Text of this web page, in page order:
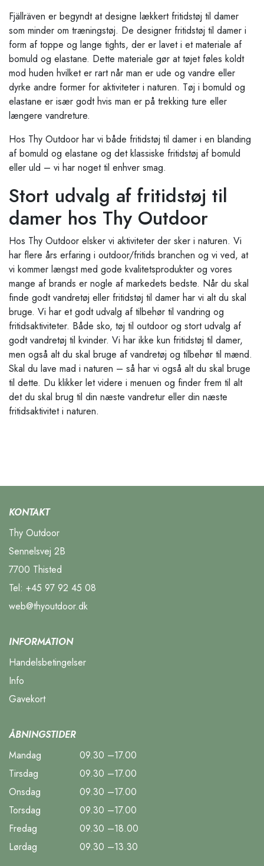
Fjällräven er begyndt at designe lækkert fritidstøj til damer
som minder om træningstøj. De designer fritidstøj til damer i
form af toppe og lange tights, der er lavet i et materiale af
bomuld og elastane. Dette materiale gør at tøjet føles koldt
mod huden hvilket er rart når man er ude og vandre eller
dyrke andre former for aktiviteter i naturen. Tøj i bomuld og
elastane er især godt hvis man er på trekking ture eller
længere vandreture.
Hos Thy Outdoor har vi både fritidstøj til damer i en blanding
af bomuld og elastane og det klassiske fritidstøj af bomuld
eller uld – vi har noget til enhver smag.
Stort udvalg af fritidstøj til
damer hos Thy Outdoor
Hos Thy Outdoor elsker vi aktiviteter der sker i naturen. Vi
har flere års erfaring i outdoor/fritids branchen og vi ved, at
vi kommer længst med gode kvalitetsprodukter og vores
mange af brands er nogle af markedets bedste. Når du skal
finde godt vandretøj eller fritidstøj til damer har vi alt du skal
bruge. Vi har et godt udvalg af tilbehør til vandring og
fritidsaktiviteter. Både sko, tøj til outdoor og stort udvalg af
godt vandretøj til kvinder. Vi har ikke kun fritidstøj til damer,
men også alt du skal bruge af vandretøj og tilbehør til mænd.
Skal du lave mad i naturen – så har vi også alt du skal bruge
til dette. Du klikker let videre i menuen og finder frem til alt
det du skal brug til din næste vandretur eller din næste
fritidsaktivitet i naturen.
KONTAKT
Thy Outdoor
Sennelsvej 2B
7700 Thisted
Tel: +45 97 92 45 08
web@thyoutdoor.dk
INFORMATION
Handelsbetingelser
Info
Gavekort
ÅBNINGSTIDER
Mandag
09.30 –17.00
Tirsdag
09.30 –17.00
Onsdag
09.30 –17.00
Torsdag
09.30 –17.00
Fredag
09.30 –18.00
Lørdag
09.30 –13.30